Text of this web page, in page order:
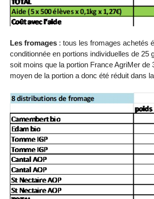
Les fromages : tous les fromages achetés
conditionnée en portions individuelles de 25
soit moins que la portion France AgriMer de
moyen de la portion a donc été réduit dans